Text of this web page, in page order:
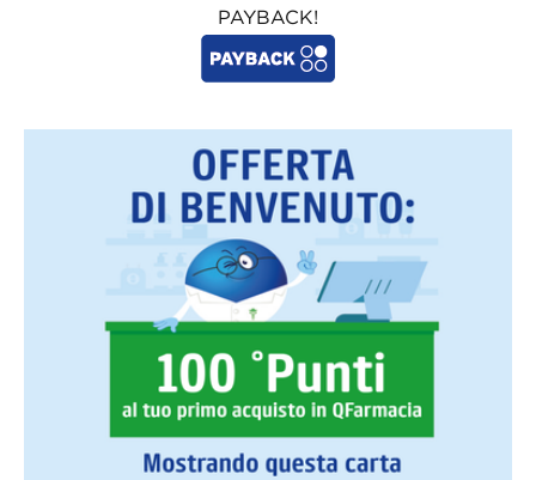
PAYBACK!